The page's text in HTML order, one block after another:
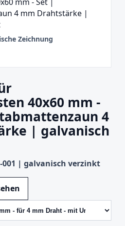
Zeichnung
40x60 mm -
4
| galvanisch
001 | galvanisch verzinkt